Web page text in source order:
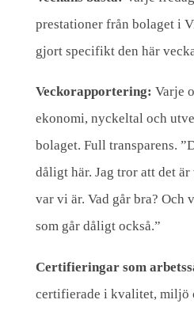
prestationer från bolaget i
gjort specifikt den här
Veckorapportering: Varje
ekonomi, nyckeltal och
bolaget. Full transparens.
dåligt här. Jag tror att det
var vi är. Vad går bra? Och
som går dåligt också.”
Certifieringar som
certifierade i kvalitet, miljö